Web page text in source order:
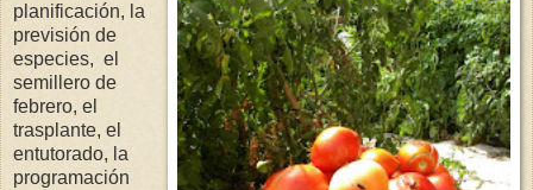
planificación, la
previsión de
especies, el
semillero de
febrero, el
trasplante, el
entutorado, la
programación